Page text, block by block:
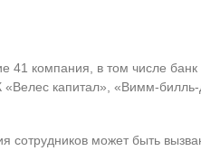
компания, в том числе банк
капитал», «Вимм-
сотрудников может быть